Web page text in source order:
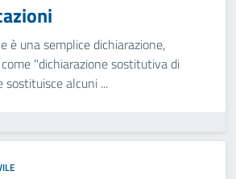
è una semplice dichiarazione,
"dichiarazione sostitutiva di
sostituisce alcuni ...